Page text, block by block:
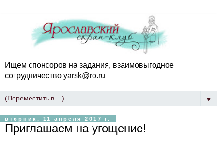
Ищем спонсоров на задания, взаимовыгодное
сотрудничество yarsk@ro.ru
▼
вторник, 11 апреля 2017 г.
Приглашаем на угощение!